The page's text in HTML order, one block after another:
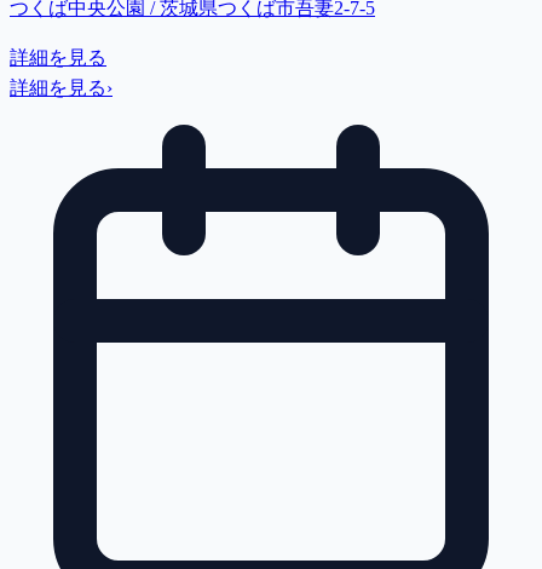
つくば中央公園 / 茨城県つくば市吾妻2-7-5
詳細を見る
詳細を見る›